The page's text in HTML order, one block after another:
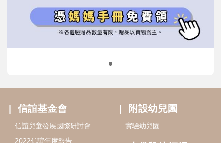
2022信誼年度報告
2023信誼年度報告
2024信誼年度報告
好孕袋
分齡育兒電子報
小袋鼠幼師網